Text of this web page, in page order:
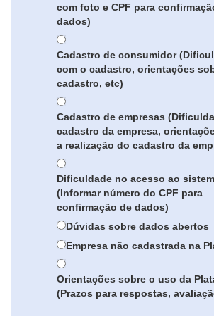
com foto e CPF para
dados)
Cadastro de consumidor
com o cadastro, orientações
cadastro, etc)
Cadastro de empresas
cadastro da empresa,
a realização do cadastro da
Dificuldade no acesso ao
(Informar número do CPF para
confirmação de dados)
Dúvidas sobre dados abertos
Empresa não cadastrada na
Orientações sobre o uso da
(Prazos para respostas,